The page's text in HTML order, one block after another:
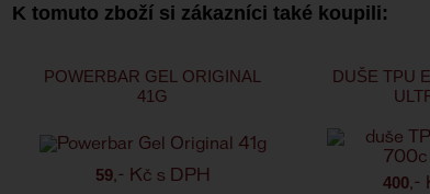
K tomuto zboží si zákazníci také koupili:
POWERBAR GEL ORIGINAL
41G
59,- Kč s DPH
DUŠE TPU
400,-